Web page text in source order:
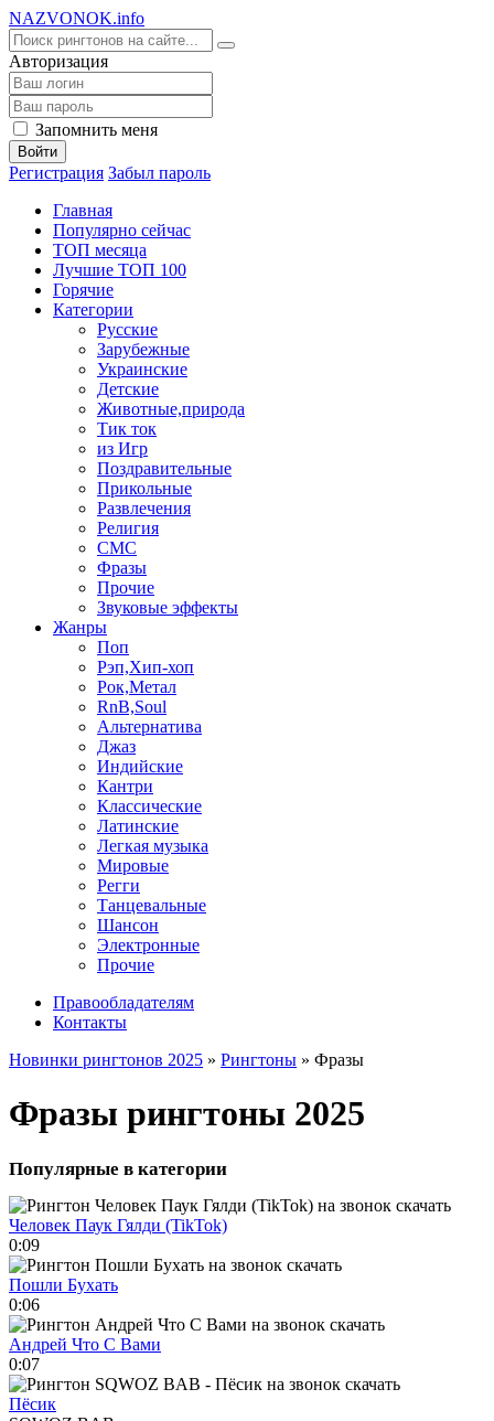
NAZVONOK.info
Авторизация
Запомнить меня
Войти
Регистрация Забыл пароль
Главная
Популярно сейчас
ТОП месяца
Лучшие ТОП 100
Горячие
Категории
Русские
Зарубежные
Украинские
Детские
Животные,природа
Тик ток
из Игр
Поздравительные
Прикольные
Развлечения
Религия
СМС
Фразы
Прочие
Звуковые эффекты
Жанры
Поп
Рэп,Хип-хоп
Рок,Метал
RnB,Soul
Альтернатива
Джаз
Индийские
Кантри
Классические
Латинские
Легкая музыка
Мировые
Регги
Танцевальные
Шансон
Электронные
Прочие
Правообладателям
Контакты
Новинки рингтонов 2025 » Рингтоны » Фразы
Фразы рингтоны 2025
Популярные в категории
Человек Паук Гялди (TikTok)
0:09
Пошли Бухать
0:06
Андрей Что С Вами
0:07
Пёсик